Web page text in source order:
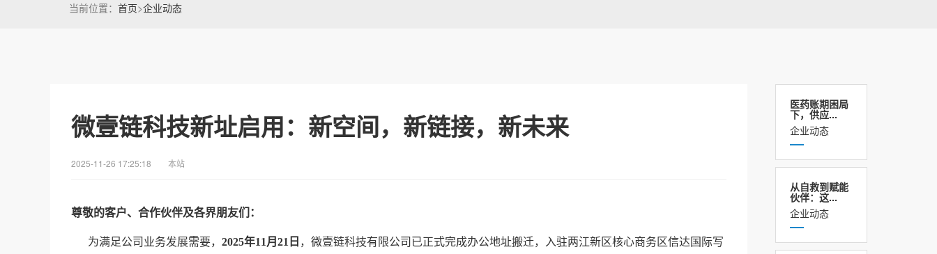
当前位置： 首页>企业动态
医药账期困局
下，供应...
企业动态
从自救到赋能
伙伴：这...
企业动态
微壹链科技新址启用：新空间，新链接，新未来
2025-11-26 17:25:18 本站
尊敬的客户、合作伙伴及各界朋友们：
为满足公司业务发展需要， 2025年11月21 日 ，微壹链科技有限公司已正式完成办公地址搬迁，入驻两江新区核心商务区信达国际写